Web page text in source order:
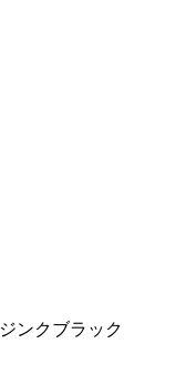
ジンクブラック